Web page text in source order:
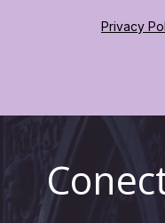
Privacy